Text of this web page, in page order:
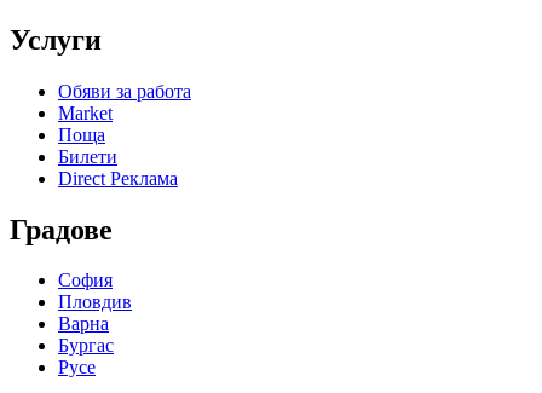
Услуги
Обяви за работа
Market
Поща
Билети
Direct Реклама
Градове
София
Пловдив
Варна
Бургас
Русе